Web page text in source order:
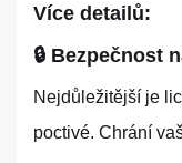
Více detailů:
🔒 Bezpečnost
Nejdůležitější je
poctivé. Chrání